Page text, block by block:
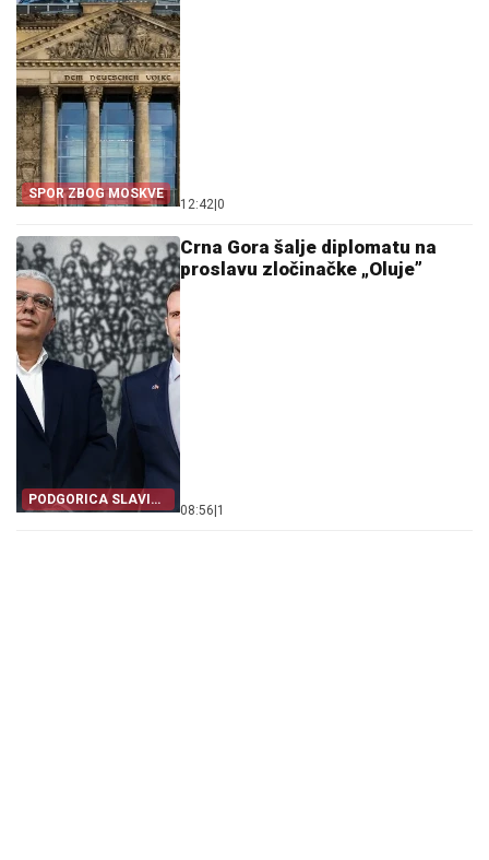
SPOR ZBOG MOSKVE
12:42 0
PODGORICA SLAVI
SA ZAGREBOM
Crna Gora šalje diplomatu na
proslavu zločinačke „Oluje”
08:56 1